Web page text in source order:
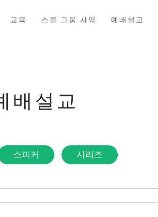
교육 스몰 그룹 사역 예배설교
배설교
스피커 시리즈